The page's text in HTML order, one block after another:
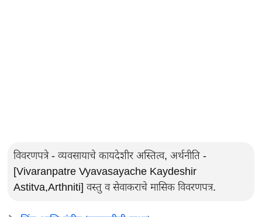
विवरणपत्रे - व्यवसायाचे कायदेशीर अस्तित्व, अर्थनीति -
[Vivaranpatre Vyavasayache Kaydeshir
Astitva,Arthniti] वस्तु व सेवाकराचे मासिक विवरणपत्र.